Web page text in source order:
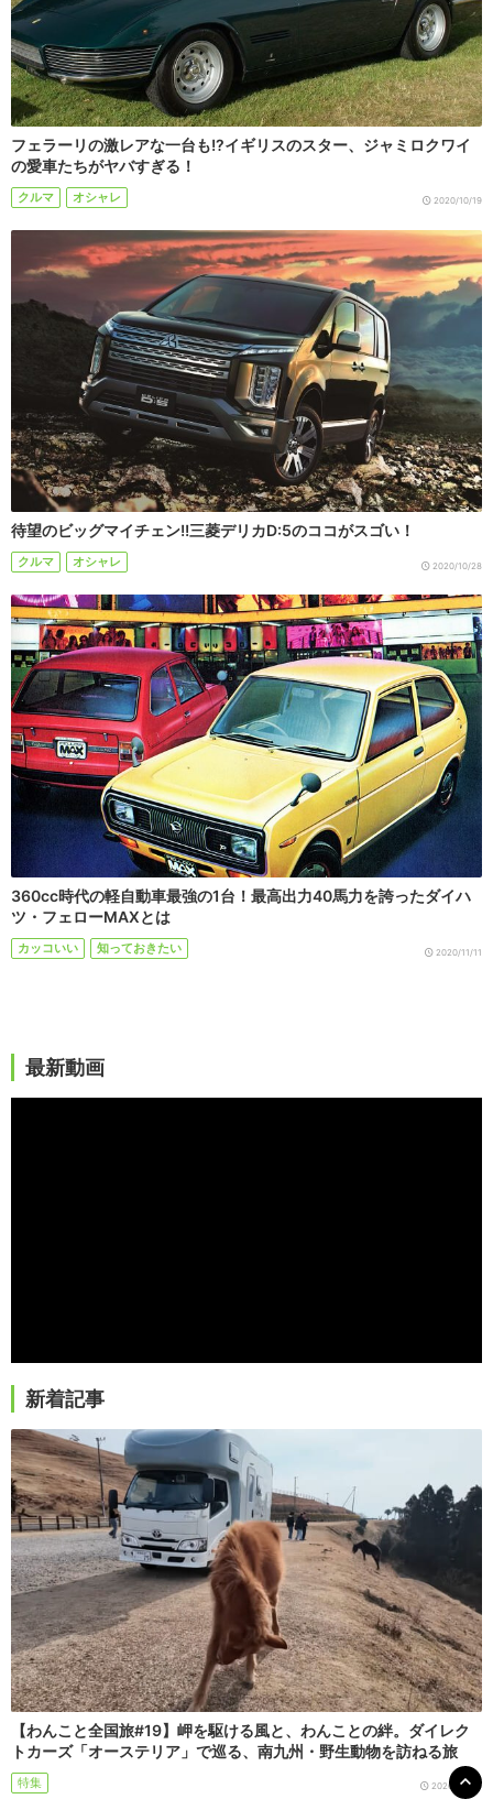
フェラーリの激レアな一台も!?イギリスのスター、ジャミロクワイ
の愛車たちがヤバすぎる！
クルマ オシャレ 2020/10/19
待望のビッグマイチェン!!三菱デリカD:5のココがスゴい！
クルマ オシャレ 2020/10/28
360cc時代の軽自動車最強の1台！最高出力40馬力を誇ったダイハ
ツ・フェローMAXとは
カッコいい 知っておきたい 2020/11/11
最新動画
新着記事
【わんこと全国旅#19】岬を駆ける風と、わんことの絆。ダイレク
トカーズ「オーステリア」で巡る、南九州・野生動物を訪ねる旅
特集 2026/08/05